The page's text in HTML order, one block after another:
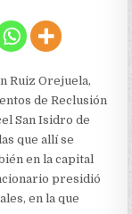
ADECUACIÓN
DE
DOS
MODULARES
CÁRCEL
SAN
ISIDRO
DE
QUE
ALBERGARÁN
Ruiz Orejuela,
de Reclusión
San Isidro de
que allí se
en la capital
presidió
en la que